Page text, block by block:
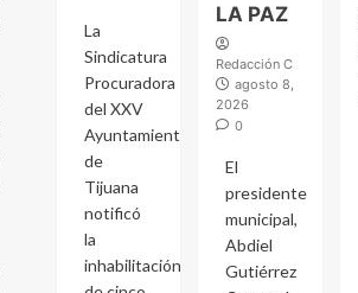
La
Sindicatura
Procuradora
del XXV
Ayuntamiento
de
Tijuana
notificó
la
inhabilitación
LA PAZ
Redacción C
agosto 8,
2026
0
El
presidente
municipal,
Abdiel
Gutiérrez